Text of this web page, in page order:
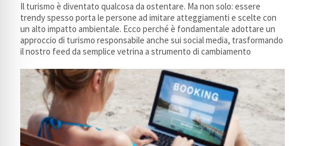
Il turismo è diventato qualcosa da ostentare. Ma non solo: essere
trendy spesso porta le persone ad imitare atteggiamenti e scelte con
un alto impatto ambientale. Ecco perché è fondamentale adottare un
approccio di turismo responsabile anche sui social media, trasformando
il nostro feed da semplice vetrina a strumento di cambiamento